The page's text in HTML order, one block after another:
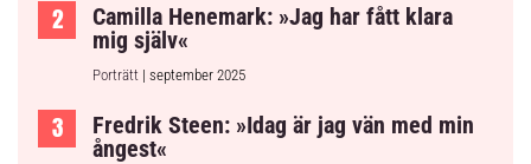
Camilla Henemark: »Jag har fått klara
mig själv«
Porträtt | september 2025
Fredrik Steen: »Idag är jag vän med min
ångest«